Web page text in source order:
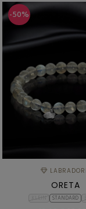
-50%
ORETA
STANDARD